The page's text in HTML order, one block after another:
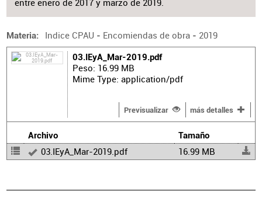
entre enero de 2017 y marzo de 2019.
Materia Indice CPAU - Encomiendas de obra - 2019
03.IEyA_Mar-2019.pdf
Peso: 16.99 MB
Mime Type: application/pdf
Previsualizar más detalles
Archivo Tamaño
03.IEyA_Mar-2019.pdf 16.99 MB